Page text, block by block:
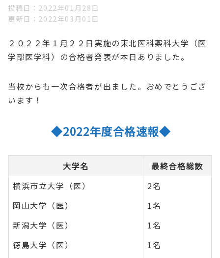
投稿日
2022年01月28日
更新日
2022年03月01日
２０２２年１月２２日実施の東北医科薬科大学（医
学部医学科）の合格者発表が本日ありました。
当校からも一次合格者が出ました。おめでとうござ
います！
◆2022年度合格速報◆
大学名
最終合格総数
横浜市立大学（医）
2名
岡山大学（医）
1名
新潟大学（医）
1名
徳島大学（医）
1名